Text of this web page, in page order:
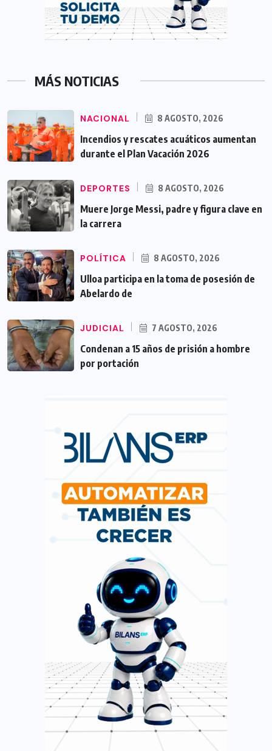
MÁS NOTICIAS
NACIONAL 8 AGOSTO, 2026
Incendios y rescates acuáticos aumentan
durante el Plan Vacación 2026
DEPORTES 8 AGOSTO, 2026
Muere Jorge Messi, padre y figura clave en
la carrera
POLÍTICA 8 AGOSTO, 2026
Ulloa participa en la toma de posesión de
Abelardo de
JUDICIAL 7 AGOSTO, 2026
Condenan a 15 años de prisión a hombre
por portación